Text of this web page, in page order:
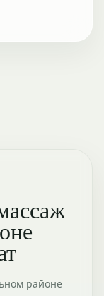
районе